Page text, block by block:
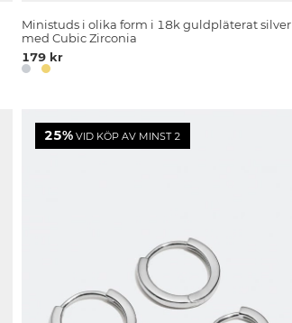
Ministuds i olika form i 18k guldpläterat silver
med Cubic Zirconia
179 kr
25% VID KÖP AV MINST 2